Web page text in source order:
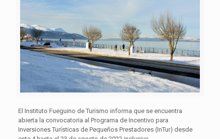
El Instituto Fueguino de Turismo informa que se encuentra
abierta la convocatoria al Programa de Incentivo para
Inversiones Turísticas de Pequeños Prestadores (InTur) desde